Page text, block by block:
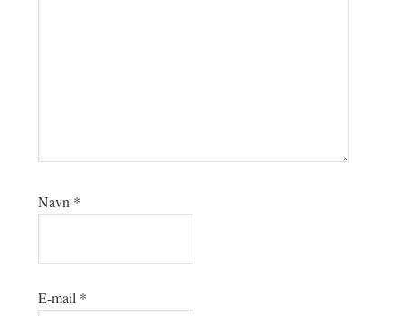
Navn *
E-mail *